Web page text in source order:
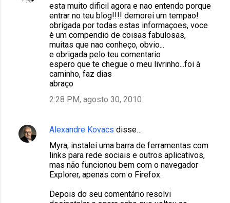
esta muito dificil agora e nao entendo porque
entrar no teu blog!!!! demorei um tempao!
obrigada por todas estas informaçoes, voce
è um compendio de coisas fabulosas,
muitas que nao conheço, obvio...
e obrigada pelo teu comentario
espero que te chegue o meu livrinho...foi à
caminho, faz dias
abraço
2:28 PM, agosto 30, 2010
Alexandre Kovacs disse…
Myra, instalei uma barra de ferramentas com
links para rede sociais e outros aplicativos,
mas não funcionou bem com o navegador
Explorer, apenas com o Firefox.
Depois do seu comentário resolvi